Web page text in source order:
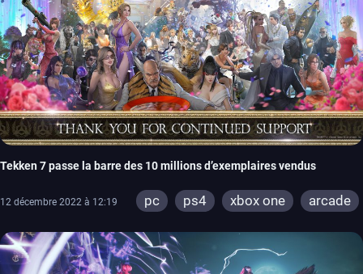
Tekken 7 passe la barre des 10 millions d’exemplaires vendus
12 décembre 2022 à 12:19 pc ps4 xbox one arcade